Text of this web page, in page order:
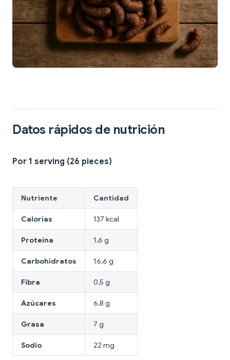
Datos rápidos de nutrición
Por 1 serving (26 pieces)
Nutriente Cantidad
Calorías 137 kcal
Proteína 1,6 g
Carbohidratos 16,6 g
Fibra 0,5 g
Azúcares 6,8 g
Grasa 7 g
Sodio 22 mg